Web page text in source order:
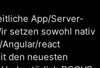
App/Server-
setzen sowohl nativ
react
den neuesten